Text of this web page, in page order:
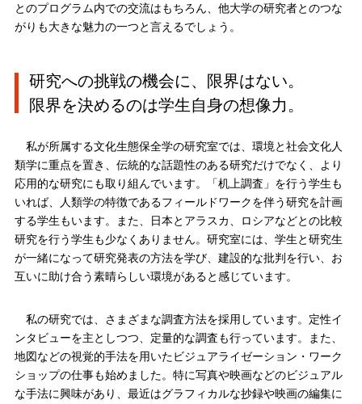
とのプログラム内での交流はもちろん、他大学の研究者とのつな
がりも大きな魅力の一つと言えるでしょう。
研究への挑戦の機会に、限界はない。
限界を決めるのは学生自身の想像力。
私が所属する文化生態保全学の研究室では、環境と社会文化人
類学に重点を置き、伝統的な話題性のある研究だけでなく、より
応用的な研究にも取り組んでいます。「机上調査」を行う学生も
いれば、人類学の特徴であるフィールドワークを伴う研究を計画
する学生もいます。また、日本とアラスカ、ロシアなどとの比較
研究を行う学生も少なくありません。研究室には、学生と研究生
が一緒になって研究発表の方法を学び、建設的な批判を行い、お
互いに助け合う素晴らしい環境があると感じています。
私の研究では、さまざまな調査方法を採用しています。定性イ
ンタビューを主としつつ、定量的な調査も行っています。また、
地図などの視覚的手法を用いたビジュアライゼーション・ワーク
ショップの仕事も始めました。特に写真や映画などのビジュアル
な手法に興味があり、最近はグラフィカルな抄録や映画の編集に